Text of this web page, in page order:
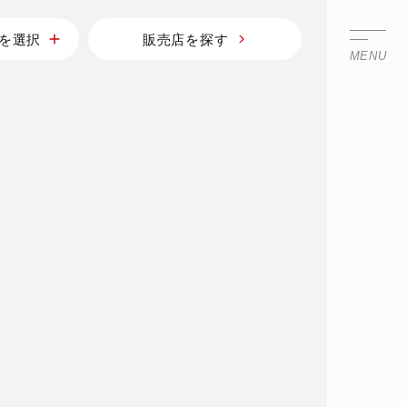
MENU
選択 販売店を探す